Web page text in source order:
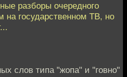
разборы очередного
на государственном ТВ, но
слов типа "жопа" и "говно"